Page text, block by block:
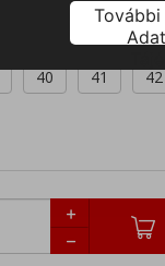
40 41 42